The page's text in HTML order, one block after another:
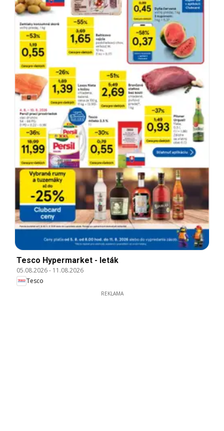
Tesco Hypermarket - leták
05.08.2026- 11.08.2026
Tesco
REKLAMA